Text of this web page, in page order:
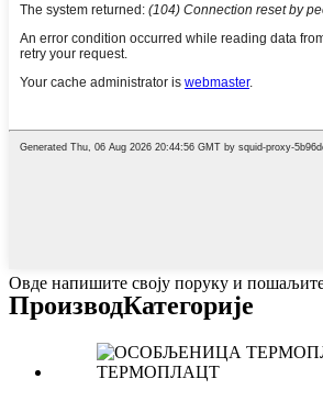
Овде напишите своју поруку и
ПроизводКатегорије